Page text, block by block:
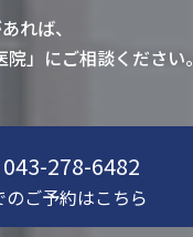
れば、
」にご相談ください。
043-278-6482
のご予約はこちら